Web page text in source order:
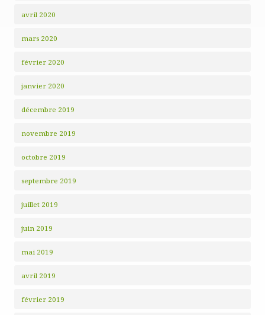
avril 2020
mars 2020
février 2020
janvier 2020
décembre 2019
novembre 2019
octobre 2019
septembre 2019
juillet 2019
juin 2019
mai 2019
avril 2019
février 2019